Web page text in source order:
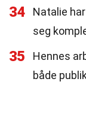
34
Natalie
seg
35
Hennes
både